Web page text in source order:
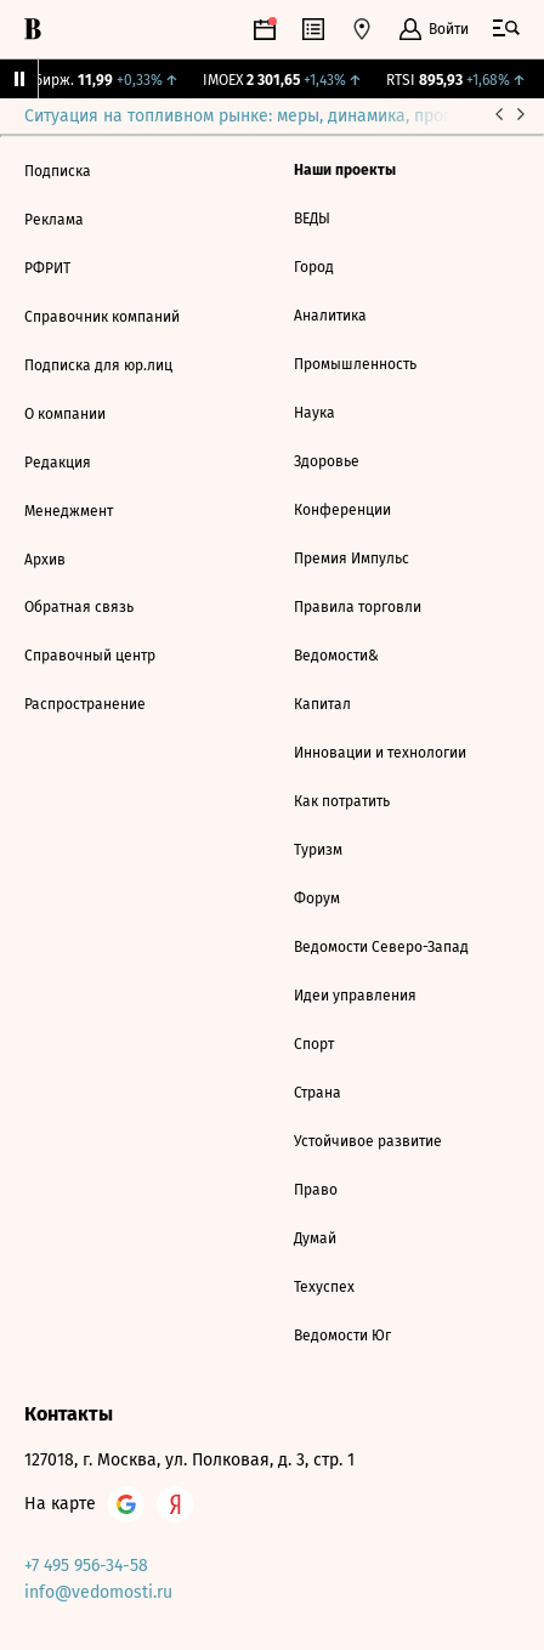
Войти
Бирж. 11,99 +0,33%↑ IMOEX 2 301,65 +1,43%↑ RTSI 895,93 +1,68%↑
Ситуация на топливном рынке: меры, динамика, прогнозы
Подписка
Реклама
РФРИТ
Справочник компаний
Подписка для юр.лиц
О компании
Редакция
Менеджмент
Архив
Обратная связь
Справочный центр
Распространение
Наши проекты
ВЕДЫ
Город
Аналитика
Промышленность
Наука
Здоровье
Конференции
Премия Импульс
Правила торговли
Ведомости&
Капитал
Инновации и технологии
Как потратить
Туризм
Форум
Ведомости Северо-Запад
Идеи управления
Спорт
Страна
Устойчивое развитие
Право
Думай
Техуспех
Ведомости Юг
Контакты
127018, г. Москва, ул. Полковая, д. 3, стр. 1
На карте
+7 495 956-34-58
info@vedomosti.ru